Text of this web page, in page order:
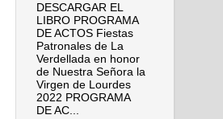
DESCARGAR EL
LIBRO PROGRAMA
DE ACTOS Fiestas
Patronales de La
Verdellada en honor
de Nuestra Señora la
Virgen de Lourdes
2022 PROGRAMA
DE AC...